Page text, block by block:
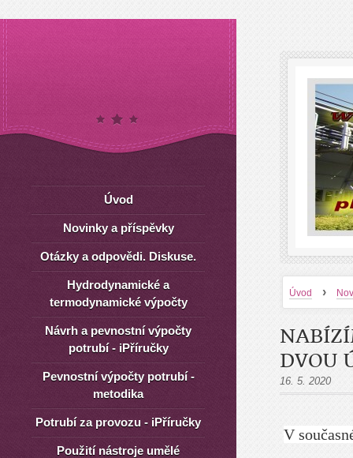
Úvod ›
DVOU
16. 5. 2020
V
Úvod
Novinky a příspěvky
Otázky a odpovědi. Diskuse.
Hydrodynamické a
termodynamické výpočty
Návrh a pevnostní výpočty
potrubí - iPříručky
Pevnostní výpočty potrubí -
metodika
Potrubí za provozu - iPříručky
Použití nástroje umělé